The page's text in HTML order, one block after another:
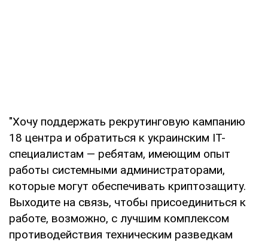
"Хочу поддержать рекрутинговую кампанию
18 центра и обратиться к украинским IT-
специалистам — ребятам, имеющим опыт
работы системными администраторами,
которые могут обеспечивать криптозащиту.
Выходите на связь, чтобы присоединиться к
работе, возможно, с лучшим комплексом
противодействия техническим разведкам